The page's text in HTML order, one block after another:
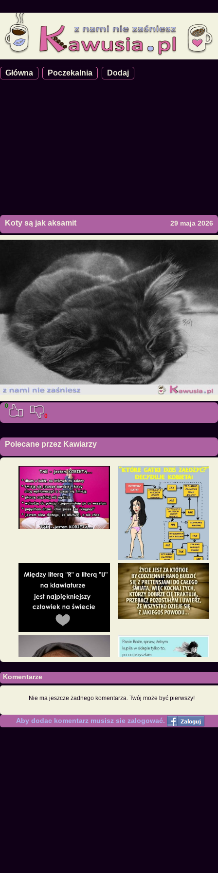
Główna Poczekalnia Dodaj
Koty są jak aksamit 29 maja 2026
0
0
Polecane przez Kawiarzy
Komentarze
Nie ma jeszcze żadnego komentarza. Twój może być pierwszy!
Aby dodac komentarz musisz sie zalogować.